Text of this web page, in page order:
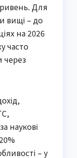
Для
вищі – до
на 2026
часто
через
наукові
– у